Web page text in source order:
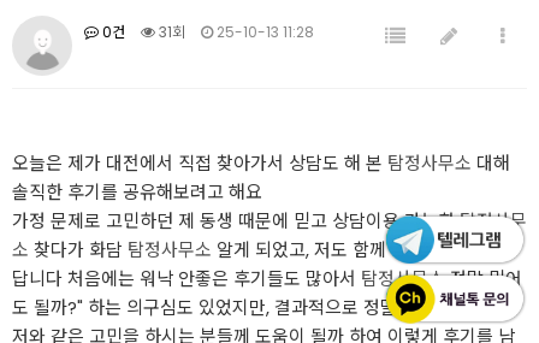
0건 31회 25-10-13 11:28
오늘은 제가 대전에서 직접 찾아가서 상담도 해 본 탐정사무소 대해
솔직한 후기를 공유해보려고 해요
가정 문제로 고민하던 제 동생 때문에 믿고 상담이용 가능한탐정사무
소 찾다가 화담 탐정사무소 알게 되었고, 저도 함께 상담을 받아보았
답니다 처음에는 워낙 안좋은 후기들도 많아서 탐정사무소정말 믿어
도 될까?" 하는 의구심도 있었지만, 결과적으로 정말 만족스러웠고,
저와 같은 고민을 하시는 분들께 도움이 될까 하여 이렇게 후기를 남